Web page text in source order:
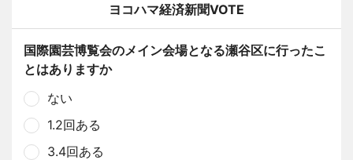
ヨコハマ経済新聞VOTE
国際園芸博覧会のメイン会場となる瀬谷区に行ったこ
とはありますか
ない
1.2回ある
3.4回ある